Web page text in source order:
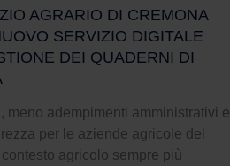
AGRARIO DI CREMONA
SERVIZIO DIGITALE
DEI QUADERNI DI
meno adempimenti amministrativi e
per le aziende agricole del
agricolo sempre più